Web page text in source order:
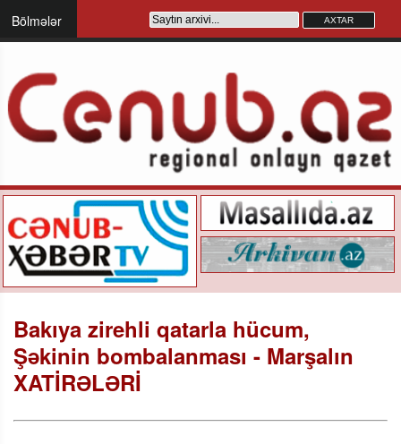
Bölmələr
Bakıya zirehli qatarla hücum,
Şəkinin bombalanması - Marşalın
XATİRƏLƏRİ